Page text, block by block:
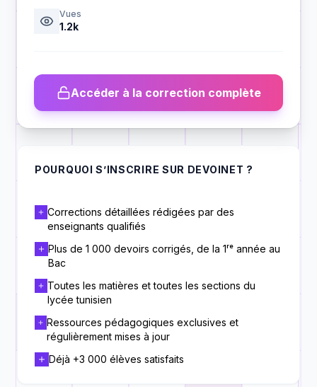
Vues
1.2k
Accéder à la correction complète
POURQUOI S’INSCRIRE SUR DEVOINET ?
Corrections détaillées rédigées par des
enseignants qualifiés
Plus de 1 000 devoirs corrigés, de la 1ʳᵉ année au
Bac
Toutes les matières et toutes les sections du
lycée tunisien
Ressources pédagogiques exclusives et
régulièrement mises à jour
Déjà +3 000 élèves satisfaits